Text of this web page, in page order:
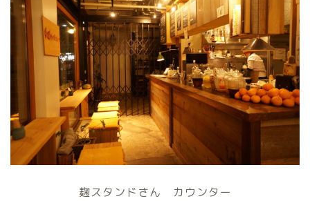
麹スタンドさん カウンター